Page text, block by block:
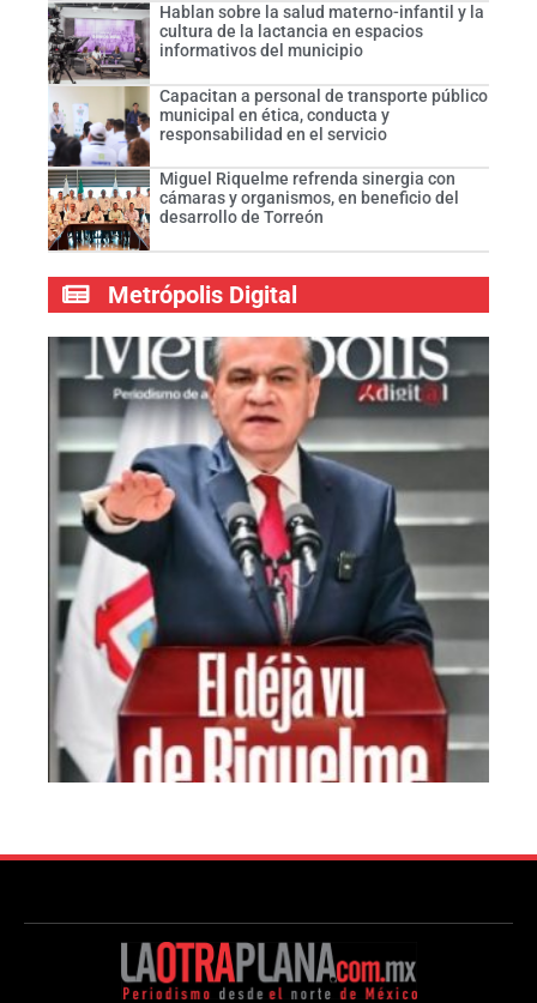
Hablan sobre la salud materno-infantil y la
cultura de la lactancia en espacios
informativos del municipio
Capacitan a personal de transporte público
municipal en ética, conducta y
responsabilidad en el servicio
Miguel Riquelme refrenda sinergia con
cámaras y organismos, en beneficio del
desarrollo de Torreón
Metrópolis Digital